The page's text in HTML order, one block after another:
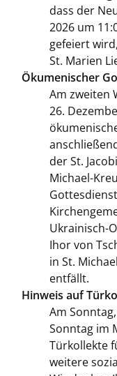
dass der
2026 um
gefeiert
St. Marien
Ökumenischer
Am zweiten
26.
der St.
Michael-
Ukrainisch-
Ihor von
in St.
entfällt.
Hinweis auf
Am
Sonntag im
Türkollekte
weitere